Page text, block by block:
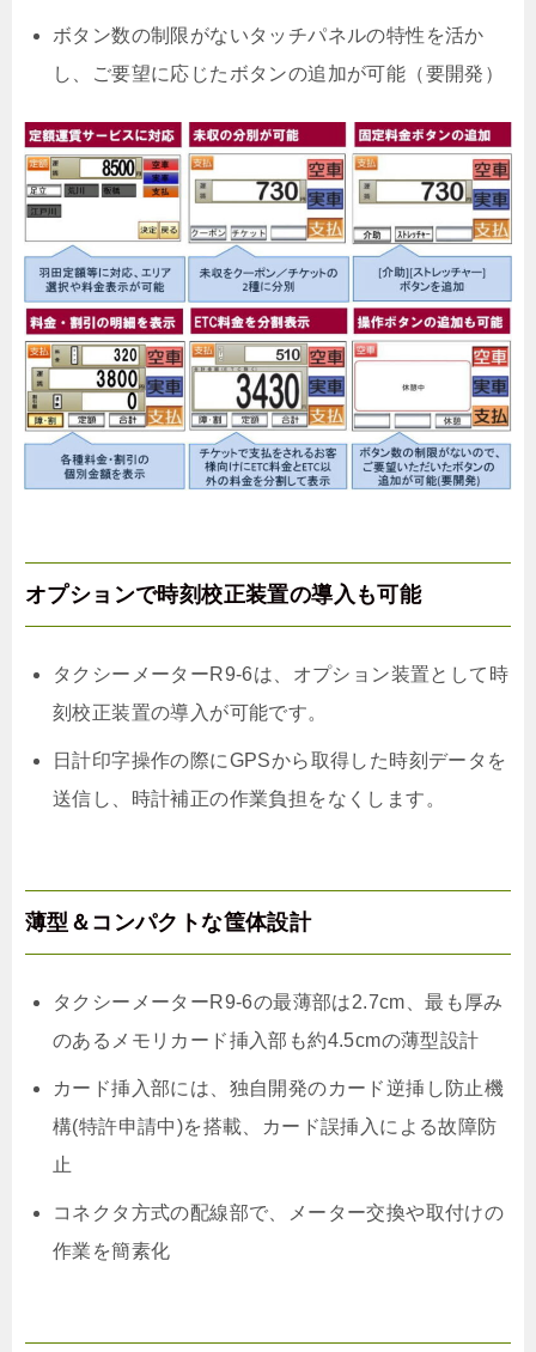
ボタン数の制限がないタッチパネルの特性を活か
し、ご要望に応じたボタンの追加が可能（要開発）
オプションで時刻校正装置の導入も可能
タクシーメーターR9-6は、オプション装置として時
刻校正装置の導入が可能です。
日計印字操作の際にGPSから取得した時刻データを
送信し、時計補正の作業負担をなくします。
薄型＆コンパクトな筺体設計
タクシーメーターR9-6の最薄部は2.7cm、最も厚み
のあるメモリカード挿入部も約4.5cmの薄型設計
カード挿入部には、独自開発のカード逆挿し防止機
構(特許申請中)を搭載、カード誤挿入による故障防
止
コネクタ方式の配線部で、メーター交換や取付けの
作業を簡素化